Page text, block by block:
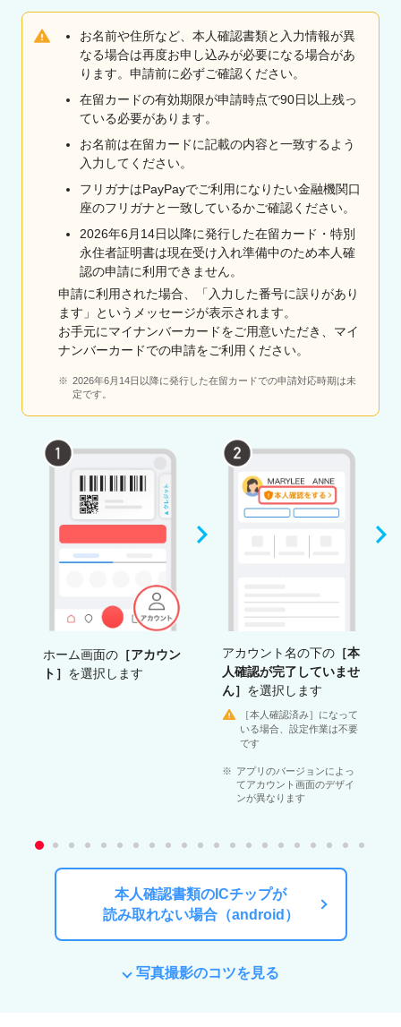
お名前や住所など、本人確認書類と入力情報が異
なる場合は再度お申し込みが必要になる場合があ
ります。申請前に必ずご確認ください。
在留カードの有効期限が申請時点で90日以上残っ
ている必要があります。
お名前は在留カードに記載の内容と一致するよう
入力してください。
フリガナはPayPayでご利用になりたい金融機関口
座のフリガナと一致しているかご確認ください。
2026年6月14日以降に発行した在留カード・特別
永住者証明書は現在受け入れ準備中のため本人確
認の申請に利用できません。
申請に利用された場合、「入力した番号に誤りがあり
ます」というメッセージが表示されます。
お手元にマイナンバーカードをご用意いただき、マイ
ナンバーカードでの申請をご利用ください。
2026年6月14日以降に発行した在留カードでの申請対応時期は未
定です。
ホーム画面の ［アカウン
ト］ を選択します
アカウント名の下の ［本
人確認が完了していませ
ん］ を選択します
［本人確認済み］になって
いる場合、設定作業は不要
です
アプリのバージョンによっ
てアカウント画面のデザイ
ンが異なります
本人確認書類のICチップが
読み取れない場合（android）
写真撮影のコツを見る